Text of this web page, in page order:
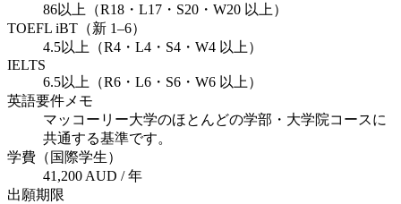
86以上（R18・L17・S20・W20 以上）
TOEFL iBT（新 1–6）
4.5以上（R4・L4・S4・W4 以上）
IELTS
6.5以上（R6・L6・S6・W6 以上）
英語要件メモ
マッコーリー大学のほとんどの学部・大学院コースに
共通する基準です。
学費（国際学生）
41,200 AUD / 年
出願期限